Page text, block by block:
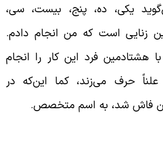
یکی، ده، پنج، بیست، سی،
زنایی است که من انجام دادم.
فرد این کار را انجام
حرف می‌زند، کما این‌که در
فاش شد، به اسم متخصص.